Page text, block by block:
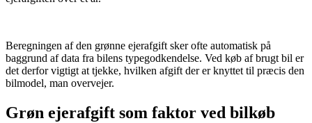
Beregningen af den grønne ejerafgift sker ofte automatisk på
baggrund af data fra bilens typegodkendelse. Ved køb af brugt bil er
det derfor vigtigt at tjekke, hvilken afgift der er knyttet til præcis den
bilmodel, man overvejer.
Grøn ejerafgift som faktor ved bilkøb